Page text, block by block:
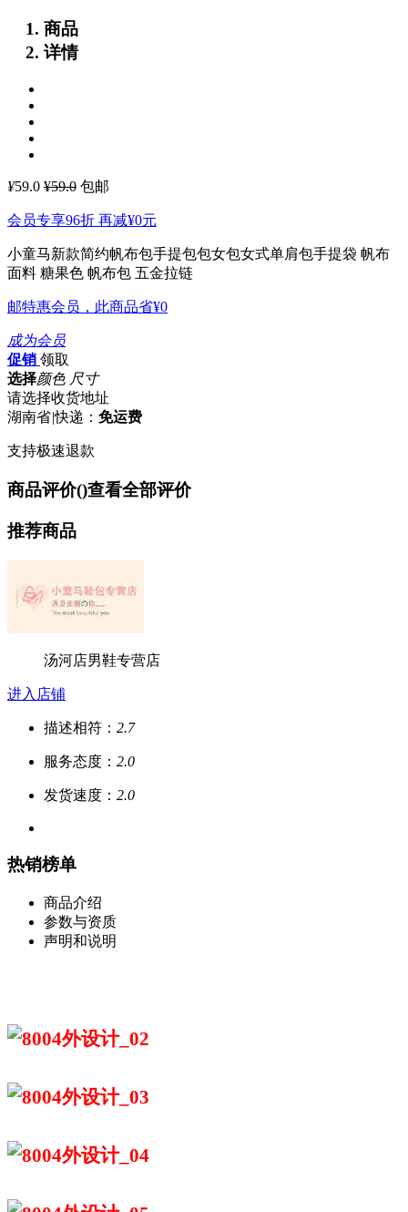
商品
详情
¥59.0 ¥59.0 包邮
会员专享96折 再减¥0元
小童马新款简约帆布包手提包包女包女式单肩包手提袋 帆布
面料 糖果色 帆布包 五金拉链
邮特惠会员，此商品省¥0
成为会员
促销 领取
选择颜色 尺寸
请选择收货地址
湖南省|快递： 免运费
支持极速退款
商品评价()查看全部评价
推荐商品
汤河店男鞋专营店
进入店铺
描述相符： 2.7
服务态度： 2.0
发货速度： 2.0
热销榜单
商品介绍
参数与资质
声明和说明